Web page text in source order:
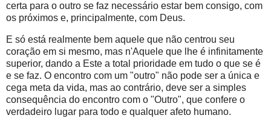
certa para o outro se faz necessário estar bem consigo, com
os próximos e, principalmente, com Deus.
E só está realmente bem aquele que não centrou seu
coração em si mesmo, mas n'Aquele que lhe é infinitamente
superior, dando a Este a total prioridade em tudo o que se é
e se faz. O encontro com um "outro" não pode ser a única e
cega meta da vida, mas ao contrário, deve ser a simples
consequência do encontro com o "Outro", que confere o
verdadeiro lugar para todo e qualquer afeto humano.